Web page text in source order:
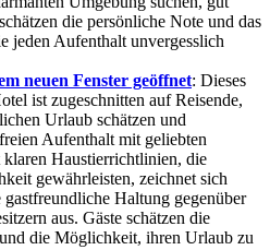
die persönliche Note und das
jeden Aufenthalt unvergesslich
neuen Fenster geöffnet: Dieses
ist zugeschnitten auf Reisende,
Urlaub schätzen und
Aufenthalt mit geliebten
Haustierrichtlinien, die
gewährleisten, zeichnet sich
gastfreundliche Haltung gegenüber
aus. Gäste schätzen die
die Möglichkeit, ihren Urlaub zu